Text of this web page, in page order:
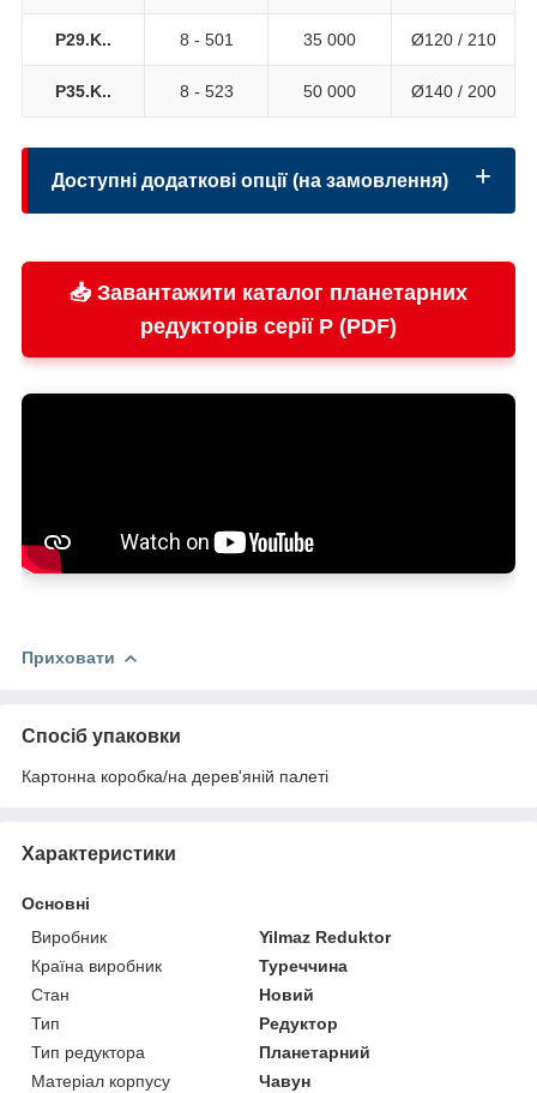
P29.K.. 8 - 501 35 000 Ø120 / 210
P35.K.. 8 - 523 50 000 Ø140 / 200
Доступні додаткові опції (на замовлення)
Виконання вихідного вала:
Охолодження:
📥 Завантажити каталог планетарних
редукторів серії P (PDF)
Приховати
Спосіб упаковки
Картонна коробка/на дерев'яній палеті
Характеристики
Основні
Виробник
Yilmaz Reduktor
Країна виробник
Туреччина
Стан
Новий
Тип
Редуктор
Тип редуктора
Планетарний
Матеріал корпусу
Чавун